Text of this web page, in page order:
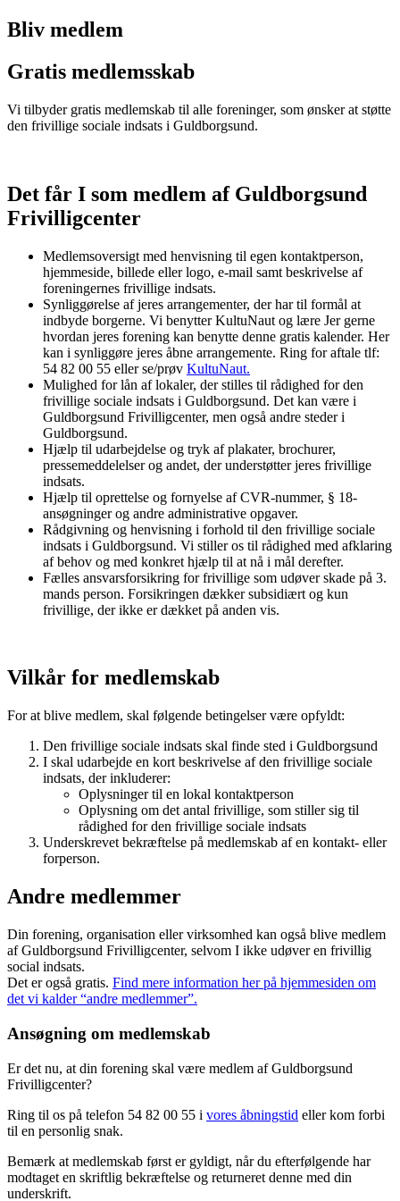
Bliv medlem
Gratis medlemsskab
Vi tilbyder gratis medlemskab til alle foreninger, som ønsker at støtte
den frivillige sociale indsats i Guldborgsund.
Det får I som medlem af Guldborgsund
Frivilligcenter
Medlemsoversigt med henvisning til egen kontaktperson,
hjemmeside, billede eller logo, e-mail samt beskrivelse af
foreningernes frivillige indsats.
Synliggørelse af jeres arrangementer, der har til formål at
indbyde borgerne. Vi benytter KultuNaut og lære Jer gerne
hvordan jeres forening kan benytte denne gratis kalender. Her
kan i synliggøre jeres åbne arrangemente. Ring for aftale tlf:
54 82 00 55 eller se/prøv KultuNaut.
Mulighed for lån af lokaler, der stilles til rådighed for den
frivillige sociale indsats i Guldborgsund. Det kan være i
Guldborgsund Frivilligcenter, men også andre steder i
Guldborgsund.
Hjælp til udarbejdelse og tryk af plakater, brochurer,
pressemeddelelser og andet, der understøtter jeres frivillige
indsats.
Hjælp til oprettelse og fornyelse af CVR-nummer, § 18-
ansøgninger og andre administrative opgaver.
Rådgivning og henvisning i forhold til den frivillige sociale
indsats i Guldborgsund. Vi stiller os til rådighed med afklaring
af behov og med konkret hjælp til at nå i mål derefter.
Fælles ansvarsforsikring for frivillige som udøver skade på 3.
mands person. Forsikringen dækker subsidiært og kun
frivillige, der ikke er dækket på anden vis.
Vilkår for medlemskab
For at blive medlem, skal følgende betingelser være opfyldt:
Den frivillige sociale indsats skal finde sted i Guldborgsund
I skal udarbejde en kort beskrivelse af den frivillige sociale
indsats, der inkluderer:
Oplysninger til en lokal kontaktperson
Oplysning om det antal frivillige, som stiller sig til
rådighed for den frivillige sociale indsats
Underskrevet bekræftelse på medlemskab af en kontakt- eller
forperson.
Andre medlemmer
Din forening, organisation eller virksomhed kan også blive medlem
af Guldborgsund Frivilligcenter, selvom I ikke udøver en frivillig
social indsats.
Det er også gratis. Find mere information her på hjemmesiden om
det vi kalder “andre medlemmer”.
Ansøgning om medlemskab
Er det nu, at din forening skal være medlem af Guldborgsund
Frivilligcenter?
Ring til os på telefon 54 82 00 55 i vores åbningstid eller kom forbi
til en personlig snak.
Bemærk at medlemskab først er gyldigt, når du efterfølgende har
modtaget en skriftlig bekræftelse og returneret denne med din
underskrift.